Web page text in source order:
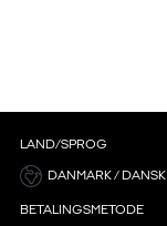
LAND/SPROG
DANMARK / DANSK
BETALINGSMETODE